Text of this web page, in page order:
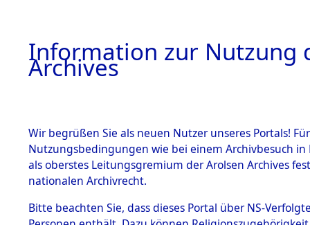
BESTÄNDE
1.
Inhaftierungsdoku
0001
Information zur Nutzung
Archives
Wir begrüßen Sie als neuen Nutzer unseres Portals!
Nutzungsbedingungen wie bei einem Archivbesuch
als oberstes Leitungsgremium der Arolsen Archives
nationalen Archivrecht.
Bitte beachten Sie, dass dieses Portal über NS-